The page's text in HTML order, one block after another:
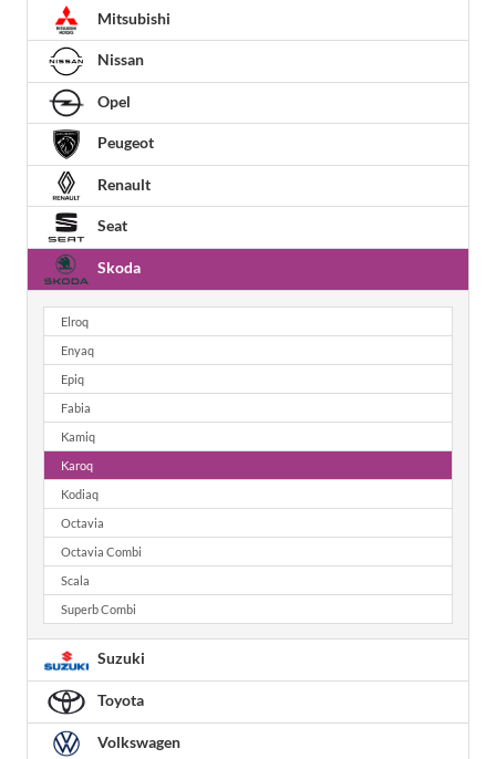
Mitsubishi
Nissan
Opel
Peugeot
Renault
Seat
Skoda
Elroq
Enyaq
Epiq
Fabia
Kamiq
Karoq
Kodiaq
Octavia
Octavia Combi
Scala
Superb Combi
Suzuki
Toyota
Volkswagen